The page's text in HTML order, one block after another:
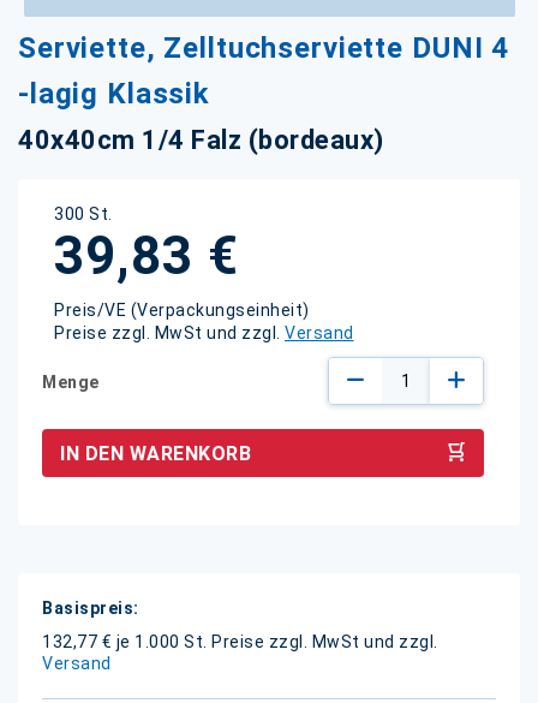
Serviette, Zelltuchserviette DUNI 4
-lagig Klassik
40x40cm 1/4 Falz (bordeaux)
300 St.
39,83 €
Preis/VE (Verpackungseinheit)
Preise zzgl. MwSt und zzgl. Versand
Menge
IN DEN WARENKORB
Weitere
Informationen
132,77 € je 1.000 St.
Preise zzgl. MwSt und zzgl.
Versand
Anfang
der
Bildgalerie
springen